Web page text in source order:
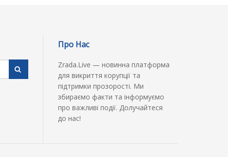
Про Нас
Zrada.Live — новинна платформа
для викриття корупції та
підтримки прозорості. Ми
збираємо факти та інформуємо
про важливі події. Долучайтеся
до нас!